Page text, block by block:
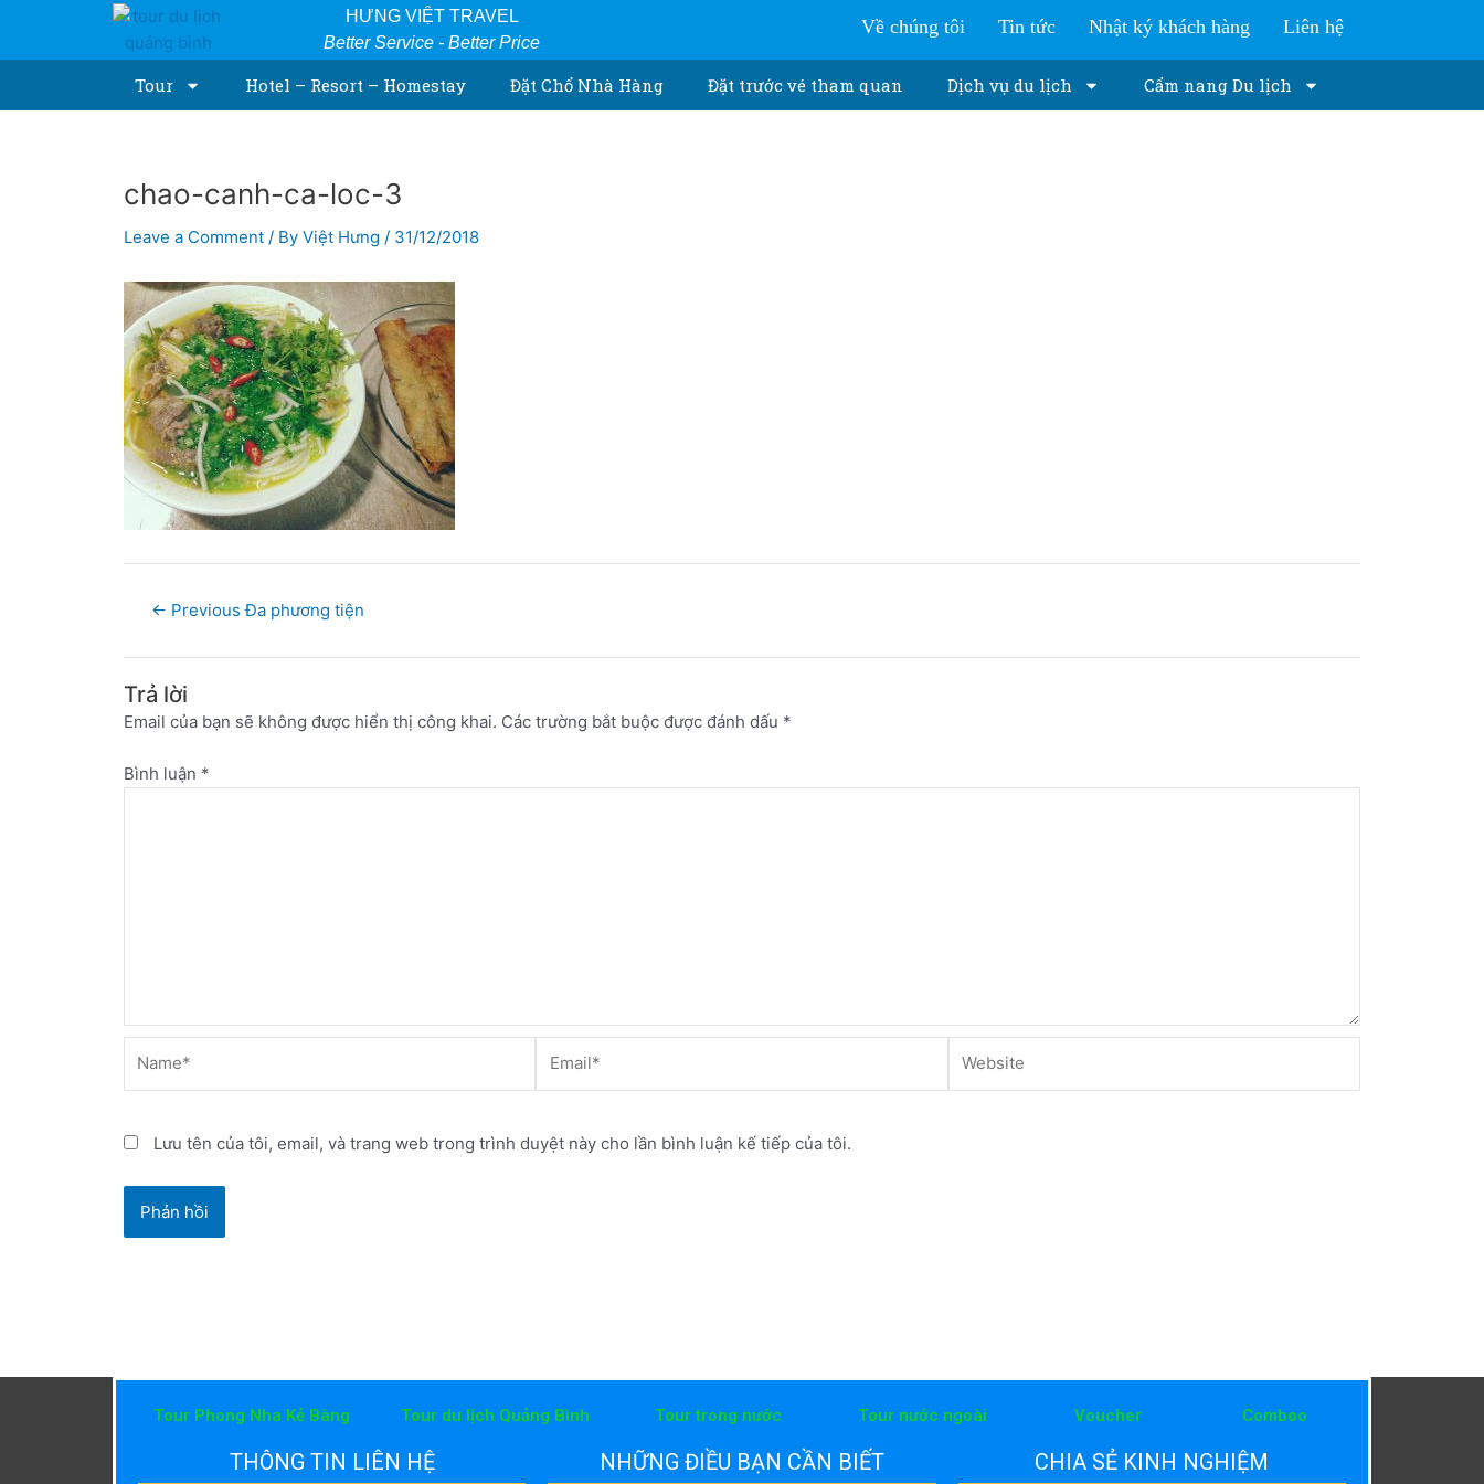
content
HƯNG VIỆT TRAVEL
Better Service - Better Price
Về chúng tôi Tin tức Nhật ký khách hàng Liên hệ
Tour Hotel – Resort – Homestay Đặt Chổ Nhà Hàng Đặt trước vé tham quan Dịch vụ du lịch Cẩm nang Du lịch
chao-canh-ca-loc-3
Leave a Comment / By Việt Hưng / 31/12/2018
Post
navigation
← Previous Đa phương tiện
Trả lời
Email của bạn sẽ không được hiển thị công khai. Các trường bắt buộc được đánh dấu *
Bình luận *
Lưu tên của tôi, email, và trang web trong trình duyệt này cho lần bình luận kế tiếp của tôi.
Tour Phong Nha Kẻ Bàng Tour du lịch Quảng Bình Tour trong nước Tour nước ngoài Voucher Comboo
THÔNG TIN LIÊN HỆ NHỮNG ĐIỀU BẠN CẦN BIẾT CHIA SẺ KINH NGHIỆM